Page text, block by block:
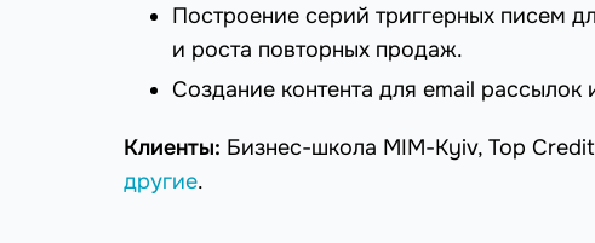
Построение серий триггерных писем
и роста повторных продаж.
Создание контента для email
Клиенты: Бизнес-школа MIM-Kyiv, Top
другие.